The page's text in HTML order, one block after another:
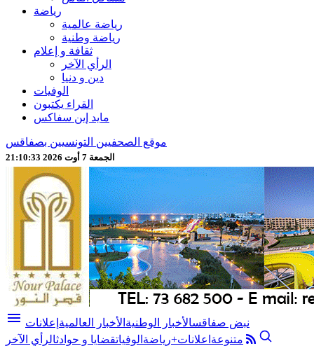
رياضة
رياضة عالمية
رياضة وطنية
ثقافة و إعلام
الرأي الآخر
دين و دنيا
الوفيات
القراء يكتبون
مايد إين سفاكس
موقع الصحفيين التونسيين بصفاقس
الجمعة 7 أوت 2026 21:10:35
menu نبض صفاقسالأخبار الوطنية الأخبار العالمية إعلانات
متنوعة اعلانات+رياضة الوفياتقضايا و حوادثالرأي الآخر